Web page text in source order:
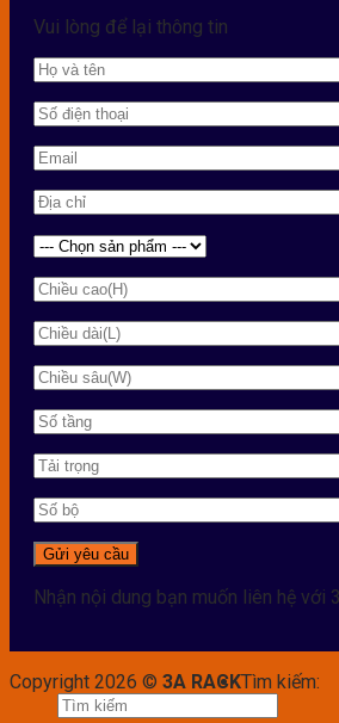
Vui lòng để lại thông tin
Nhận nội dung bạn muốn liên hệ với
Copyright 2026 © 3A RACKTìm kiếm: